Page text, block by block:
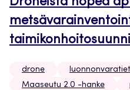
drone
Maaseutu 2.0 -hanke